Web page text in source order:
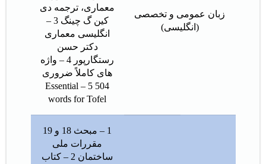
زبان عمومی و تخصصی
(انگلیسی)
معماری، ترجمه دی
کین گ چینگ 3 –
انگلیسی معماری
دکتر حسن
رستگارپور 4 – واژه
های کاملاً ضروری
504 5 – Essential
words for Tofel
1 – مبحث 18 و 19
مقررات ملی
ساختمان 2 – کتاب